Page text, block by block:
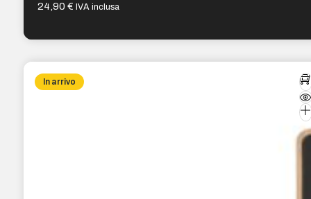
24,90€ IVA inclusa
In arrivo